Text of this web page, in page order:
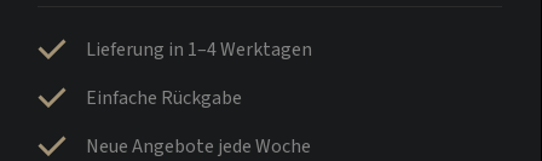
Lieferung in 1–4 Werktagen
Einfache Rückgabe
Neue Angebote jede Woche